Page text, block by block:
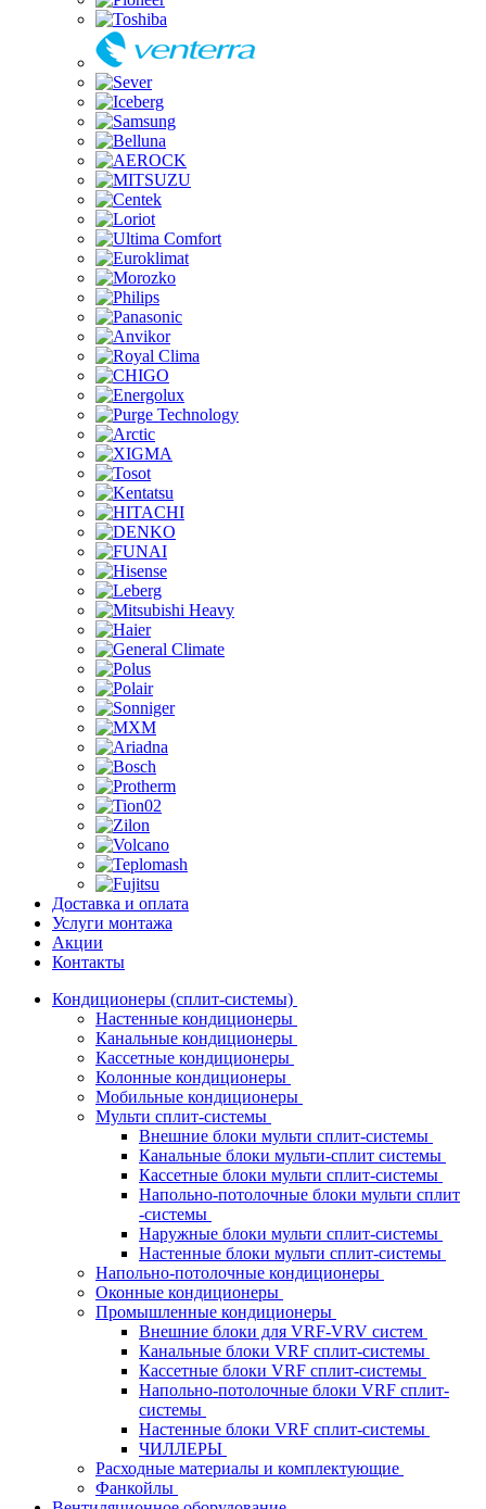
Доставка и оплата
Услуги монтажа
Акции
Контакты
Кондиционеры (сплит-системы)
Настенные кондиционеры
Канальные кондиционеры
Кассетные кондиционеры
Колонные кондиционеры
Мобильные кондиционеры
Мульти сплит-системы
Внешние блоки мульти сплит-системы
Канальные блоки мульти-сплит системы
Кассетные блоки мульти сплит-системы
Напольно-потолочные блоки мульти сплит
-системы
Наружные блоки мульти сплит-системы
Настенные блоки мульти сплит-системы
Напольно-потолочные кондиционеры
Оконные кондиционеры
Промышленные кондиционеры
Внешние блоки для VRF-VRV систем
Канальные блоки VRF сплит-системы
Кассетные блоки VRF сплит-системы
Напольно-потолочные блоки VRF сплит-
системы
Настенные блоки VRF сплит-системы
ЧИЛЛЕРЫ
Расходные материалы и комплектующие
Фанкойлы